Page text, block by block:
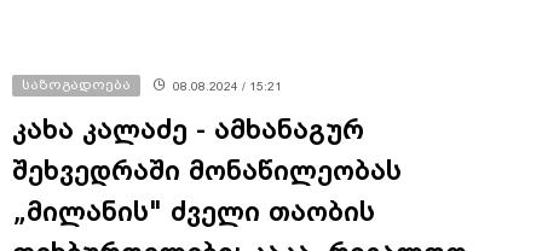
საზოგადოება 08.08.2024 / 15:21
კახა კალაძე - ამხანაგურ
შეხვედრაში მონაწილეობას
„მილანის" ძველი თაობის